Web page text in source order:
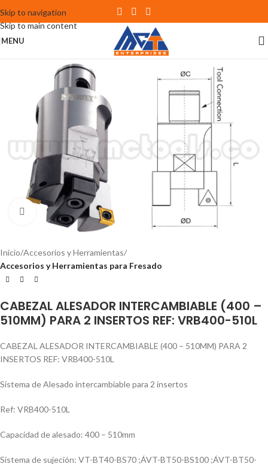
Skip to navigation
Skip to main content
MENU
Click to enlarge
Inicio Accesorios y Herramientas
Accesorios y Herramientas para Fresado
CABEZAL ALESADOR INTERCAMBIABLE (400 –
510MM) PARA 2 INSERTOS REF: VRB400-510L
CABEZAL ALESADOR INTERCAMBIABLE (400 – 510MM) PARA 2
INSERTOS REF: VRB400-510L
Sistema de Alesado intercambiable para 2 insertos
Ref: VRB400-510L
Capacidad de alesado: 400 – 510mm
Sistema de sujeción: VT-BT40-BS70 ;ÁVT-BT50-BS100 ;ÁVT-BT50-